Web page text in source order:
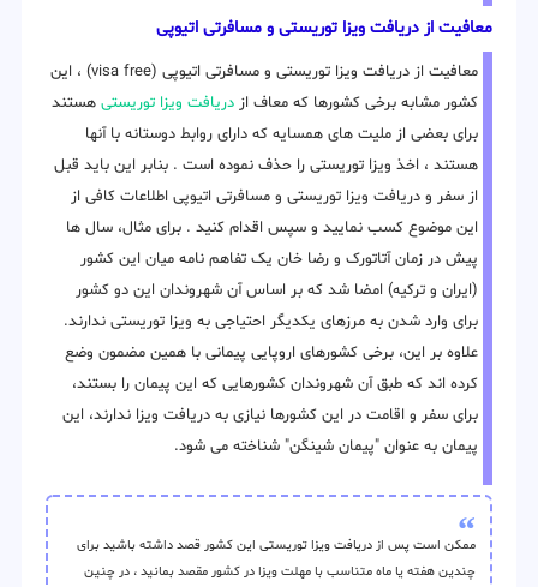
معافیت از دریافت ویزا توریستی و مسافرتی اتیوپی
معافیت از دریافت ویزا توریستی و مسافرتی اتیوپی (visa free) ، این
کشور مشابه برخی کشورها که معاف از دریافت ویزا توریستی هستند
برای بعضی از ملیت های همسایه که دارای روابط دوستانه با آنها
هستند ، اخذ ویزا توریستی را حذف نموده است . بنابر این باید قبل
از سفر و دریافت ویزا توریستی و مسافرتی اتیوپی اطلاعات کافی از
این موضوع کسب نمایید و سپس اقدام کنید . برای مثال، سال ها
پیش در زمان آتاتورک و رضا خان یک تفاهم نامه میان این کشور
(ایران و ترکیه) امضا شد که بر اساس آن شهروندان این دو کشور
برای وارد شدن به مرزهای یکدیگر احتیاجی به ویزا توریستی ندارند.
علاوه بر این، برخی کشورهای اروپایی پیمانی با همین مضمون وضع
کرده اند که طبق آن شهروندان کشورهایی که این پیمان را بستند،
برای سفر و اقامت در این کشورها نیازی به دریافت ویزا ندارند، این
پیمان به عنوان "پیمان شینگن" شناخته می شود.
ممکن است پس از دریافت ویزا توریستی این کشور قصد داشته باشید برای
چندین هفته یا ماه متناسب با مهلت ویزا در کشور مقصد بمانید ، در چنین